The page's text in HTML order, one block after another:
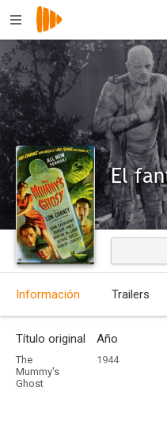
Información Trailers
Título original
The
Mummy's
Ghost
Año
1944